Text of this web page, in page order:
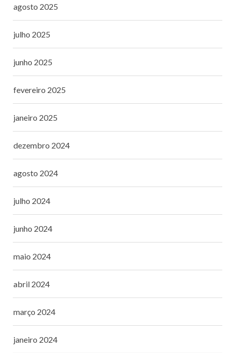
agosto 2025
julho 2025
junho 2025
fevereiro 2025
janeiro 2025
dezembro 2024
agosto 2024
julho 2024
junho 2024
maio 2024
abril 2024
março 2024
janeiro 2024